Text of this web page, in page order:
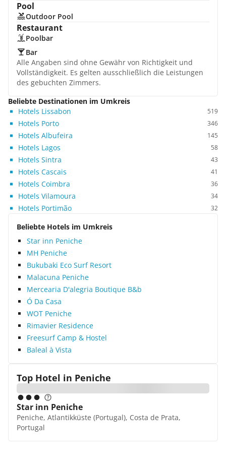
Pool
Outdoor Pool
Restaurant
Poolbar
Bar
Alle Angaben sind ohne Gewähr von Richtigkeit und
Vollständigkeit. Es gelten ausschließlich die Leistungen
des gebuchten Zimmers.
Beliebte Destinationen im Umkreis
Hotels Lissabon
519
Hotels Porto 346
Hotels Albufeira 145
Hotels Lagos 58
Hotels Sintra 43
Hotels Cascais 41
Hotels Coimbra 36
Hotels Vilamoura 34
Hotels Portimão 32
Beliebte Hotels im Umkreis
Star inn Peniche
MH Peniche
Bukubaki Eco Surf Resort
Malacuna Peniche
Mercearia D'alegria Boutique B&b
Ó Da Casa
WOT Peniche
Rimavier Residence
Freesurf Camp & Hostel
Baleal à Vista
Top Hotel in Peniche
Star inn Peniche
Peniche, Atlantikküste (Portugal), Costa de Prata,
Portugal